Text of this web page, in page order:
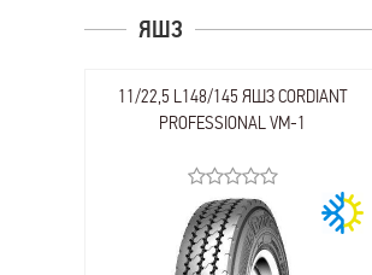
ЯШЗ
11/22,5 L148/145 ЯШЗ CORDIANT
PROFESSIONAL VM-1